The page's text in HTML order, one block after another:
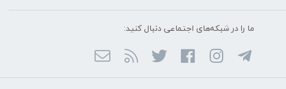
ما را در شبکه‌های اجتماعی دنبال کنید: